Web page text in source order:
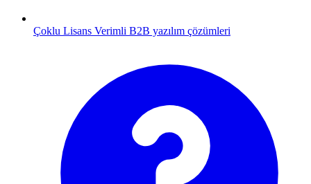
Çoklu Lisans Verimli B2B yazılım çözümleri